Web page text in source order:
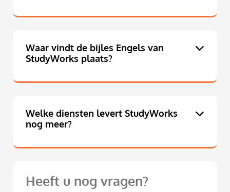
Waar vindt de bijles Engels van
StudyWorks plaats?
Welke diensten levert StudyWorks
nog meer?
Heeft u nog vragen?